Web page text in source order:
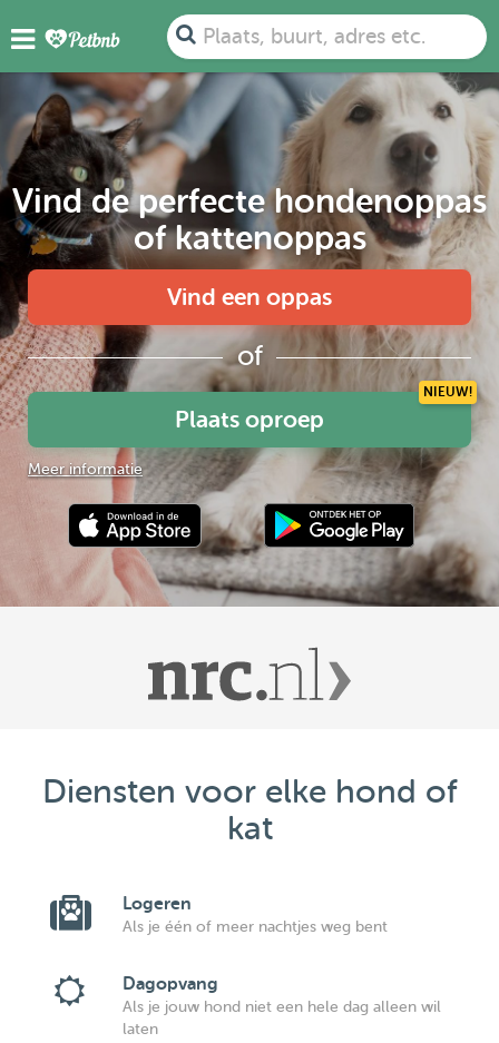
Plaats, buurt, adres etc.
Vind de perfecte hondenoppas
of kattenoppas
Vind een oppas
of
NIEUW!
Plaats oproep
Meer informatie
Diensten voor elke hond of
kat
Logeren
Als je één of meer nachtjes weg bent
Dagopvang
Als je jouw hond niet een hele dag alleen wil
laten